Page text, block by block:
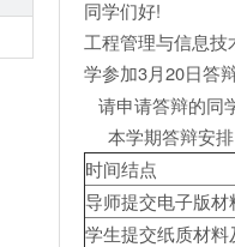
同学们好!
工程管理与信息
学参加3月20日答
请申请答辩的同
本学期答辩安排
时间结点
导师提交电子版材
学生提交纸质材料